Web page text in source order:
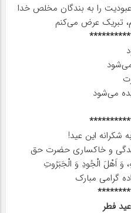
را به بندگان مخلص خدا
تبریک عرض می‌کنم
می‌شود
شکرانه این عید!
و خاکساری حضرت حق
وَ اَهْلَ الْجُودِ وَ الْجَبَرُوتِ
گرامی مبارک